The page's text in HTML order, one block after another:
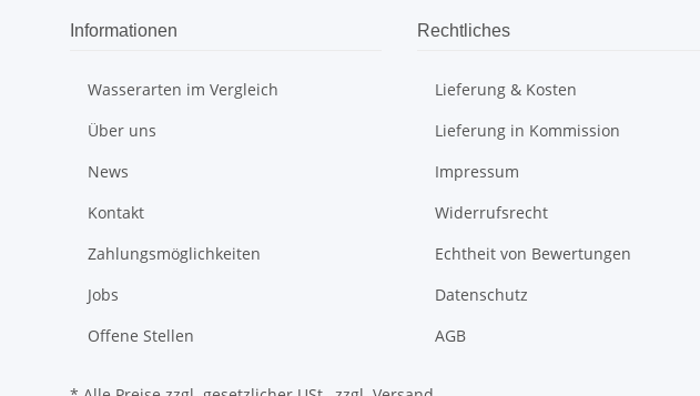
Informationen
Wasserarten im Vergleich
Über uns
News
Kontakt
Zahlungsmöglichkeiten
Jobs
Offene Stellen
Rechtliches
Lieferung & Kosten
Lieferung in Kommission
Impressum
Widerrufsrecht
Echtheit von Bewertungen
Datenschutz
AGB